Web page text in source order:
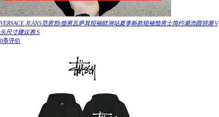
VERSACE JEANS范思哲t恤男瓦萨其短袖欧洲站夏季新款短袖恤男士简约潮流圆领潮 V
头尺寸建议表 S
0条评价